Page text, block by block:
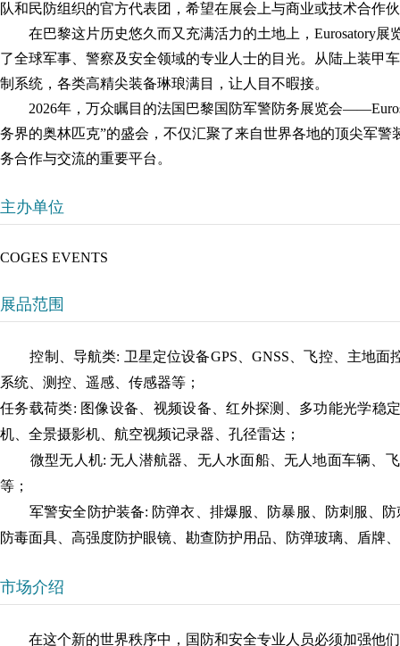
队和民防组织的官方代表团，希望在展会上与商业或技术合作
在巴黎这片历史悠久而又充满活力的土地上，Eurosatory
了全球军事、警察及安全领域的专业人士的目光。从陆上装甲
制系统，各类高精尖装备琳琅满目，让人目不暇接。
2026年，万众瞩目的法国巴黎国防军警防务展览会
务界的奥林匹克”的盛会，不仅汇聚了来自世界各地的顶尖军
务合作与交流的重要平台。
主办单位
COGES EVENTS
展品范围
控制、导航类: 卫星定位设备GPS、GNSS、飞控、主地
系统、测控、遥感、传感器等；
任务载荷类: 图像设备、视频设备、红外探测、多功能光学稳
机、全景摄影机、航空视频记录器、孔径雷达；
微型无人机:无人潜航器、无人水面船、无人地面车辆、
等；
军警安全防护装备: 防弹衣、排爆服、防暴服、防刺服、
防毒面具、高强度防护眼镜、勘查防护用品、防弹玻璃、盾牌
市场介绍
在这个新的世界秩序中，国防和安全专业人员必须加强他